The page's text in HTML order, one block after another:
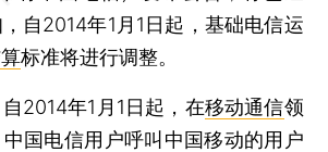
自2014年1月1日起，基础电信运
标准将进行调整。
年1月1日起，在移动通信领
国电信用户呼叫中国移动的用户